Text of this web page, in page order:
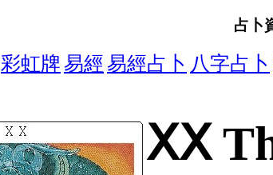
占卜
彩虹牌 易經 易經占卜 八字占卜
ⅩⅩ